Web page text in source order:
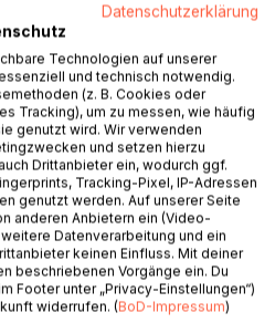
beschließt
seinen Freunden ein Hotel zu
entpuppt sich schon bald
aus, um die Finanzen
Übel taucht auch noch
Li auf. Wo er ist, ist auch der
Datenschutzerklärung
Technologien auf unserer
und technisch notwendig.
(z. B. Cookies oder
Tracking), um zu messen, wie häufig
genutzt wird. Wir verwenden
und setzen hierzu
Drittanbieter ein, wodurch ggf.
Tracking-Pixel, IP-Adressen
genutzt werden. Auf unserer Seite
anderen Anbietern ein (Video-
Datenverarbeitung und ein
keinen Einfluss. Mit deiner
beschriebenen Vorgänge ein. Du
Footer unter „Privacy-Einstellungen“)
widerrufen. (BoD-Impressum)